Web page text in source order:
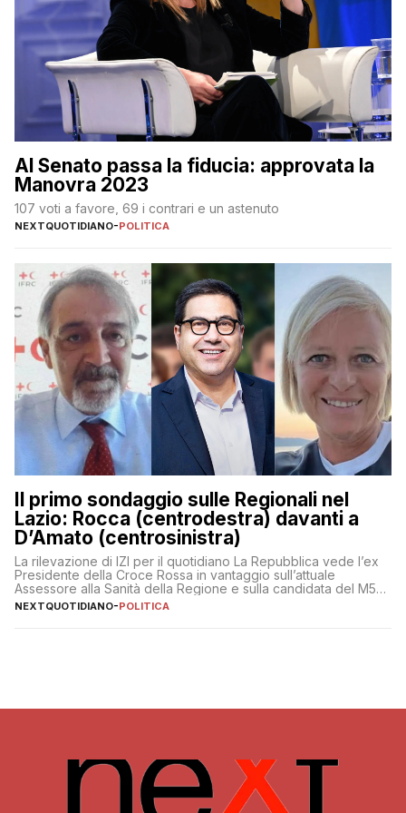
Al Senato passa la fiducia: approvata la
Manovra 2023
107 voti a favore, 69 i contrari e un astenuto
NEXTQUOTIDIANO-POLITICA
Il primo sondaggio sulle Regionali nel
Lazio: Rocca (centrodestra) davanti a
D’Amato (centrosinistra)
La rilevazione di IZI per il quotidiano La Repubblica vede l’ex
Presidente della Croce Rossa in vantaggio sull’attuale
Assessore alla Sanità della Regione e sulla candidata del M5S
Donatella Bianchi
NEXTQUOTIDIANO-POLITICA